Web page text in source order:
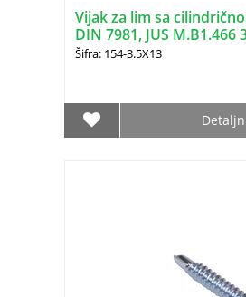
Vijak za lim sa
DIN 7981, JUS M.B1.466
Šifra: 154-3.5X13